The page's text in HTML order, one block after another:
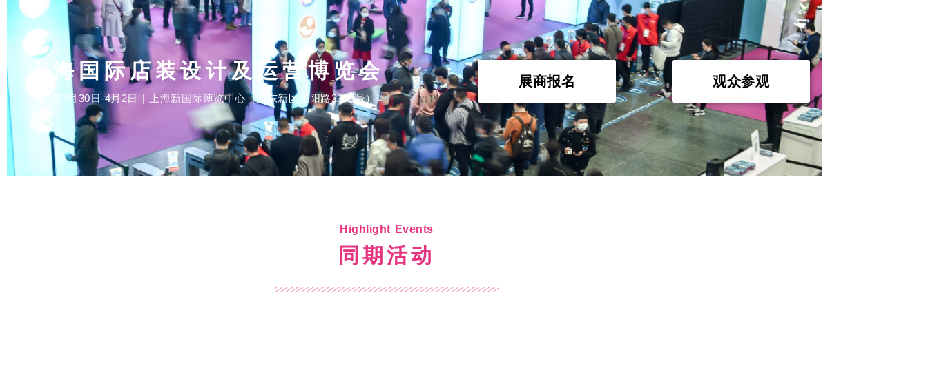
上海国际店装设计及运营博览会
2027年3月30日-4月2日 | 上海新国际博览中心（浦东新区龙阳路2345号）
展商报名 观众参观
Highlight Events
同期活动